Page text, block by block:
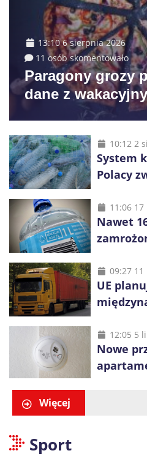
13:10 6 sierpnia 2026
11 osób skomentowało
Paragony grozy
dane z
10:12 2
System
Polacy
11:06
Nawet
vouchery
09:27
UE
12:05 5
Nowe
Więcej
Sport